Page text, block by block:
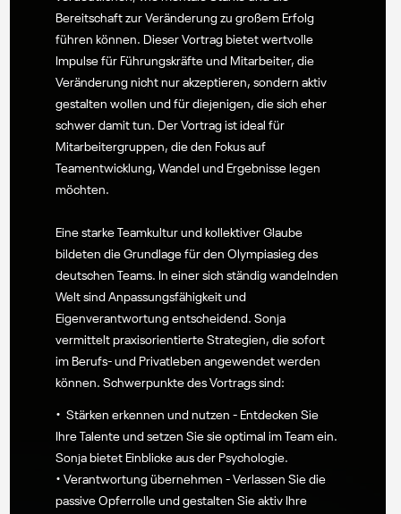
Bereitschaft zur Veränderung zu großem Erfolg
führen können. Dieser Vortrag bietet wertvolle
Impulse für Führungskräfte und Mitarbeiter, die
Veränderung nicht nur akzeptieren, sondern aktiv
gestalten wollen und für diejenigen, die sich eher
schwer damit tun. Der Vortrag ist ideal für
Mitarbeitergruppen, die den Fokus auf
Teamentwicklung, Wandel und Ergebnisse legen
möchten.
Eine starke Teamkultur und kollektiver Glaube
bildeten die Grundlage für den Olympiasieg des
deutschen Teams. In einer sich ständig wandelnden
Welt sind Anpassungsfähigkeit und
Eigenverantwortung entscheidend. Sonja
vermittelt praxisorientierte Strategien, die sofort
im Berufs- und Privatleben angewendet werden
können. Schwerpunkte des Vortrags sind:
• Stärken erkennen und nutzen - Entdecken Sie
Ihre Talente und setzen Sie sie optimal im Team ein.
Sonja bietet Einblicke aus der Psychologie.
• Verantwortung übernehmen - Verlassen Sie die
passive Opferrolle und gestalten Sie aktiv Ihre